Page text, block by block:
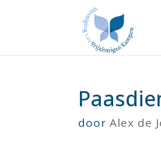
doorAlex de